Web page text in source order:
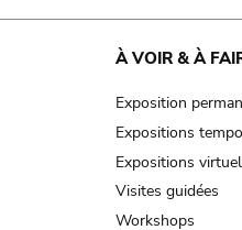
À VOIR & À
Exposition
Expositions
Expositions
Visites guidées
Workshops